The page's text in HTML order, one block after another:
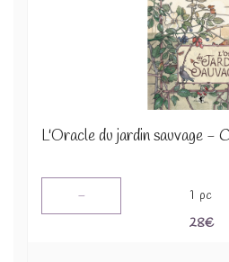
L'Oracle du jardin sauvage
- 1 pc
28€